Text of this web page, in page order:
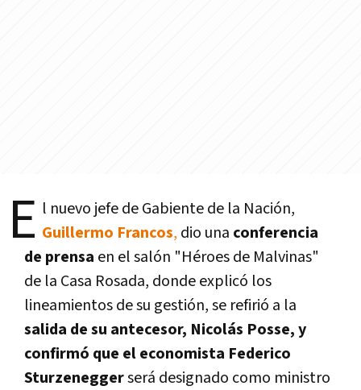
E l nuevo jefe de Gabiente de la Nación,
Guillermo Francos, dio una conferencia
de prensa en el salón "Héroes de Malvinas"
de la Casa Rosada, donde explicó los
lineamientos de su gestión, se refirió a la
salida de su antecesor, Nicolás Posse, y
confirmó que el economista Federico
Sturzeneggerserá designado como ministro